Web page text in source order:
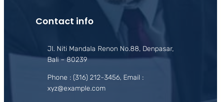
Contact info
Jl. Niti Mandala Renon No.88, Denpasar,
Bali – 80239
Phone : (316) 212-3456, Email :
xyz@example.com